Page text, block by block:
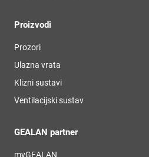
Proizvodi
Prozori
Ulazna vrata
Klizni sustavi
Ventilacijski sustav
GEALAN partner
myGEALAN